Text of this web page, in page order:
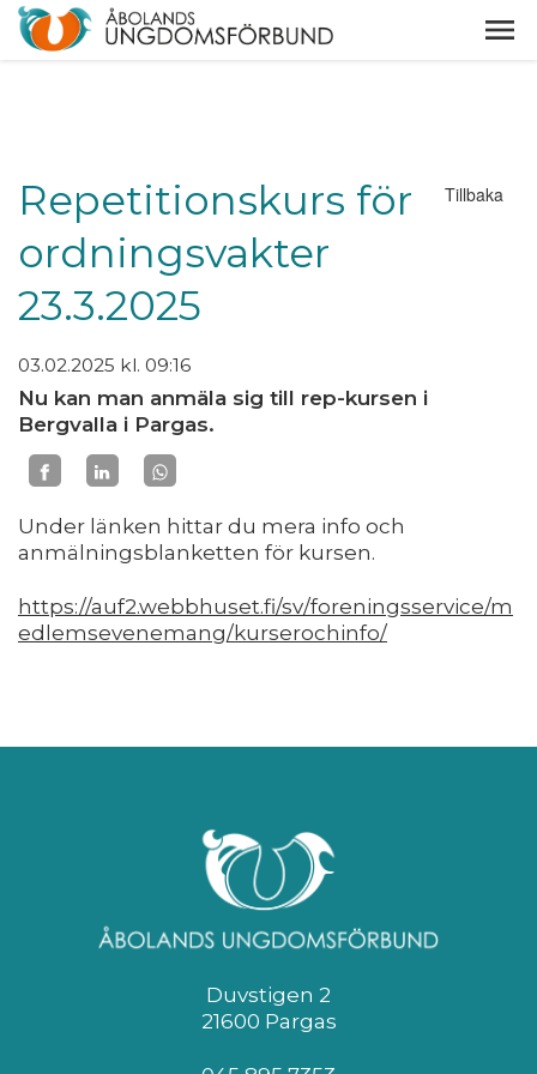
Tillbaka
Repetitionskurs för
ordningsvakter
23.3.2025
03.02.2025 kl. 09:16
Nu kan man anmäla sig till rep-kursen i
Bergvalla i Pargas.
Under länken hittar du mera info och
anmälningsblanketten för kursen.
https://auf2.webbhuset.fi/sv/foreningsservice/m
edlemsevenemang/kurserochinfo/
Duvstigen 2
21600 Pargas